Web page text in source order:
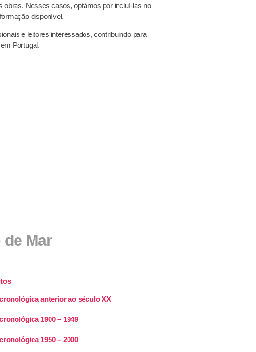
obras. Nesses casos, optámos por incluí-las no
disponível.
e leitores interessados, contribuindo para
Portugal.
de Mar
anterior ao século XX
1900 – 1949
1950 – 2000